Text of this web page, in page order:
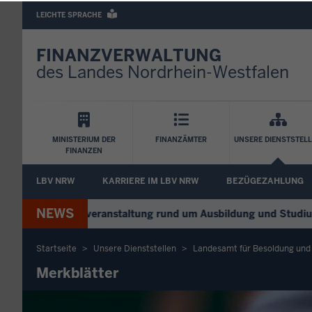
Sprachen
LEICHTE SPRACHE
FINANZVERWALTUNG
des Landes Nordrhein-Westfalen
Hauptnavigation
MINISTERIUM DER
FINANZEN
FINANZÄMTER UNSERE
LBV NRW KARRIERE IM LBV NRW BEZÜGEZAHLUNG
NEWS
Infoveranstaltung rund um Ausbildung und Studium –
Sie
Startseite Unsere Dienststellen Landesamt für Besoldung
Merkblätter